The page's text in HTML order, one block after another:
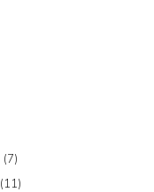
(7)
(11)